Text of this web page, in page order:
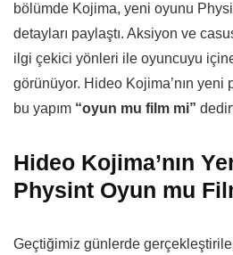
bölümde Kojima, yeni oyunu
detayları paylaştı. Aksiyon ve
ilgi çekici yönleri ile oyuncuyu
görünüyor. Hideo Kojima’nın
bu yapım “oyun mu film mi”
Hideo Kojima’nın
Physint Oyun mu
Geçtiğimiz günlerde